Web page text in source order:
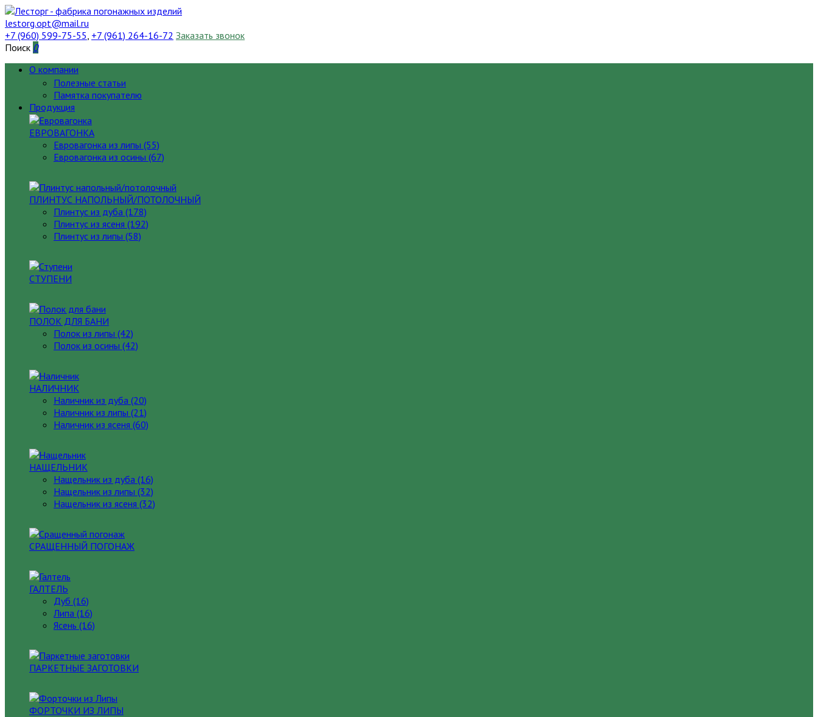
lestorg.opt@mail.ru
+7 (960) 599-75-55, +7 (961) 264-16-72 Заказать звонок
Поиск 0
О компании
Полезные статьи
Памятка покупателю
Продукция
ЕВРОВАГОНКА
Евровагонка из липы (55)
Евровагонка из осины (67)
ПЛИНТУС НАПОЛЬНЫЙ/ПОТОЛОЧНЫЙ
Плинтус из дуба (178)
Плинтус из ясеня (192)
Плинтус из липы (58)
СТУПЕНИ
ПОЛОК ДЛЯ БАНИ
Полок из липы (42)
Полок из осины (42)
НАЛИЧНИК
Наличник из дуба (20)
Наличник из липы (21)
Наличник из ясеня (60)
НАЩЕЛЬНИК
Нащельник из дуба (16)
Нащельник из липы (32)
Нащельник из ясеня (32)
СРАЩЕННЫЙ ПОГОНАЖ
ГАЛТЕЛЬ
Дуб (16)
Липа (16)
Ясень (16)
ПАРКЕТНЫЕ ЗАГОТОВКИ
ФОРТОЧКИ ИЗ ЛИПЫ